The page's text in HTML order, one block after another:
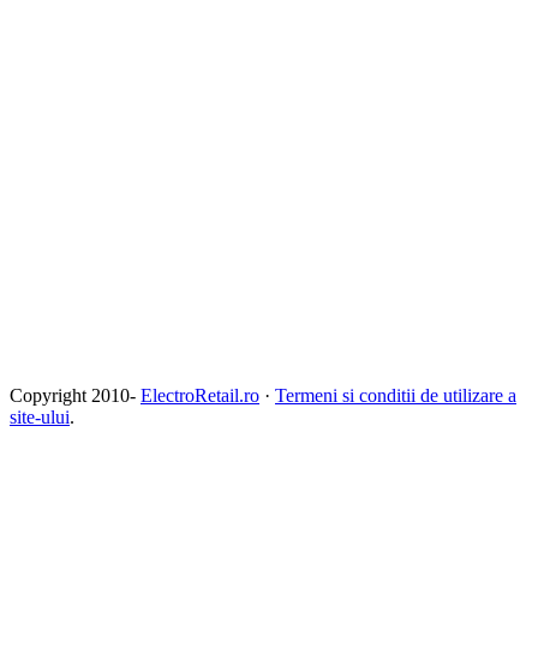
Copyright 2010- ElectroRetail.ro · Termeni si conditii de utilizare a
site-ului.